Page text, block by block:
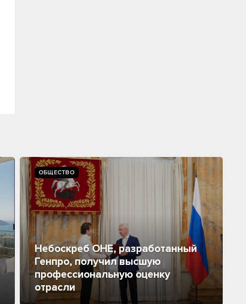
ОБЩЕСТВО
Небоскреб ОНЕ, разработанный
Генпро, получил высшую
профессиональную оценку
отрасли